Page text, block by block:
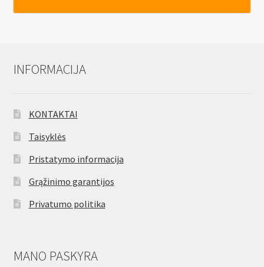
INFORMACIJA
KONTAKTAI
Taisyklės
Pristatymo informacija
Grąžinimo garantijos
Privatumo politika
MANO PASKYRA